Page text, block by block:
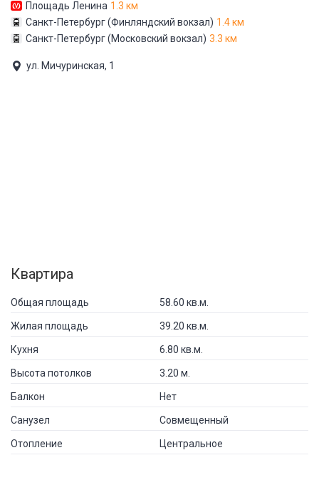
Площадь Ленина 1.3 км
Санкт-Петербург (Финляндский вокзал) 1.4 км
Санкт-Петербург (Московский вокзал) 3.3 км
ул. Мичуринская, 1
Квартира
Общая площадь 58.60 кв.м.
Жилая площадь 39.20 кв.м.
Кухня 6.80 кв.м.
Высота потолков 3.20 м.
Балкон Нет
Санузел Совмещенный
Отопление Центральное